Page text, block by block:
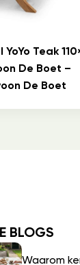
Teak
De Boet –
De Boet
BLOGS
Waarom